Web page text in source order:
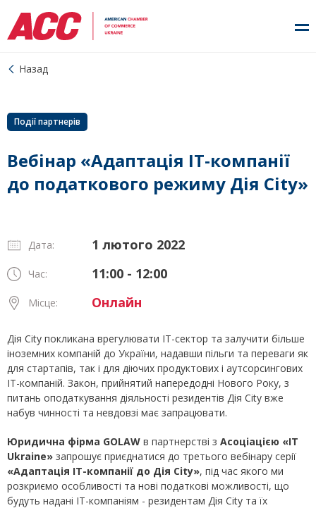
Назад
Події партнерів
Вебінар «Адаптація IT-компанії
до податкового режиму Дія City»
Дата: 1 лютого 2022
Час: 11:00 - 12:00
Місце: Онлайн
Дія City покликана врегулювати IT-сектор та залучити більше
іноземних компаній до України, надавши пільги та переваги як
для стартапів, так і для діючих продуктових і аутсорсингових
ІТ-компаній. Закон, прийнятий напередодні Нового Року, з
питань оподаткування діяльності резидентів Дія Сity вже
набув чинності та невдовзі має запрацювати.
Юридична фірма GOLAW в партнерстві з Асоціацією «IT
Ukraine» запрошує приєднатися до третього вебінару серії
«Адаптація IT-компанії до Дія Сity», під час якого ми
розкриємо особливості та нові податкові можливості, що
будуть надані ІТ-компаніям - резидентам Дія Сity та їх